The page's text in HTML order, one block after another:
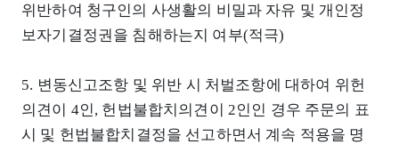
위반하여 청구인의 사생활의 비밀과 자유 및 개인정
보자기결정권을 침해하는지 여부(적극)
5. 변동신고조항 및 위반 시 처벌조항에 대하여 위헌
의견이 4인, 헌법불합치의견이 2인인 경우 주문의 표
시 및 헌법불합치결정을 선고하면서 계속 적용을 명